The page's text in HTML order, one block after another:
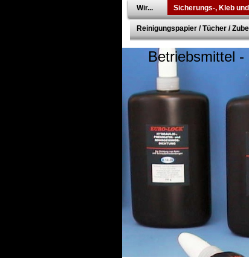
Wir... Sicherungs-, Kleb
Reinigungspapier / Tücher /
Betriebsmittel -